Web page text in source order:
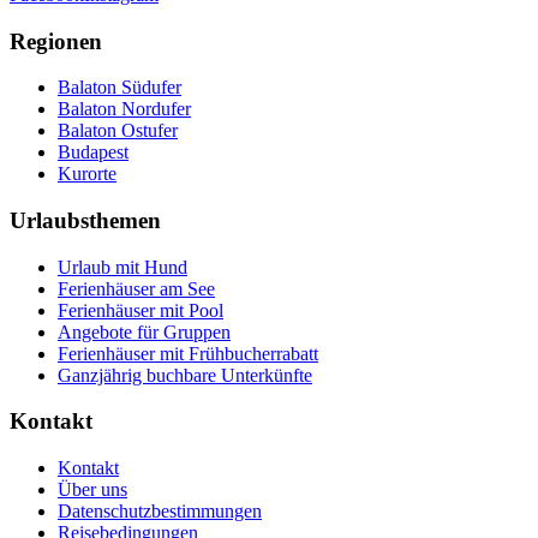
Regionen
Balaton Südufer
Balaton Nordufer
Balaton Ostufer
Budapest
Kurorte
Urlaubsthemen
Urlaub mit Hund
Ferienhäuser am See
Ferienhäuser mit Pool
Angebote für Gruppen
Ferienhäuser mit Frühbucherrabatt
Ganzjährig buchbare Unterkünfte
Kontakt
Kontakt
Über uns
Datenschutzbestimmungen
Reisebedingungen